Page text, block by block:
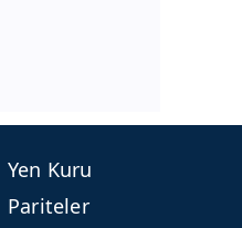
Yen Kuru
Pariteler